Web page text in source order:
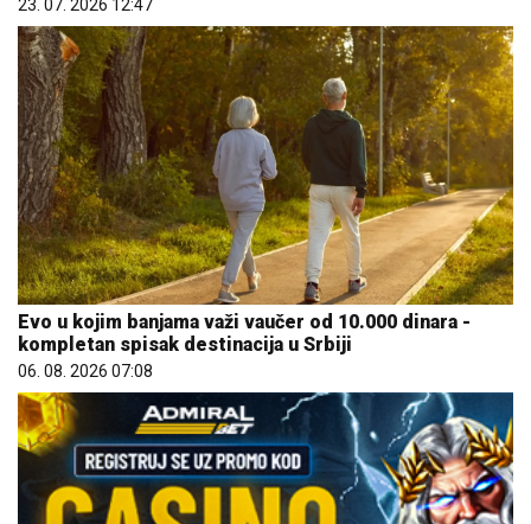
23. 07. 2026 12:47
Evo u kojim banjama važi vaučer od 10.000 dinara -
kompletan spisak destinacija u Srbiji
06. 08. 2026 07:08